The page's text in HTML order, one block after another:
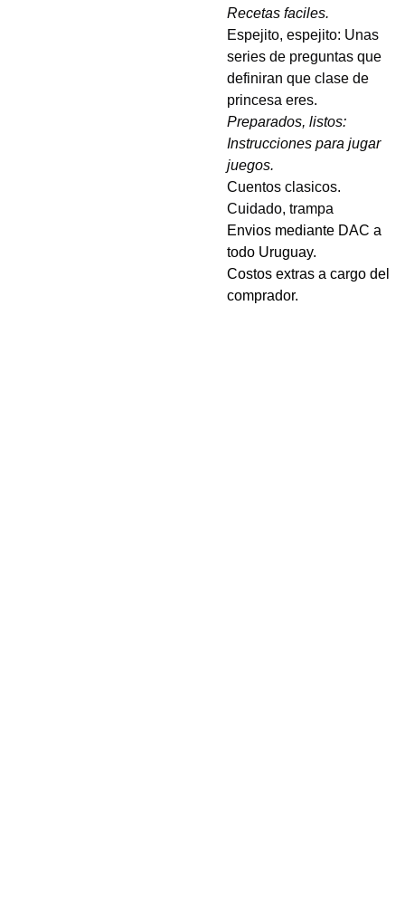
Recetas faciles.
Espejito, espejito: Unas
series de preguntas que
definiran que clase de
princesa eres.
Preparados, listos:
Instrucciones para jugar
juegos.
Cuentos clasicos.
Cuidado, trampa
Envios mediante DAC a
todo Uruguay.
Costos extras a cargo del
comprador.